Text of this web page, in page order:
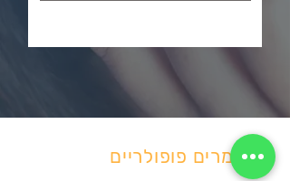
מאמרים פופולריים